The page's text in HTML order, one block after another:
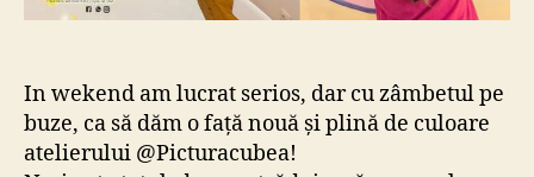
In wekend am lucrat serios, dar cu zâmbetul pe
buze, ca să dăm o față nouă și plină de culoare
atelierului @Picturacubea!